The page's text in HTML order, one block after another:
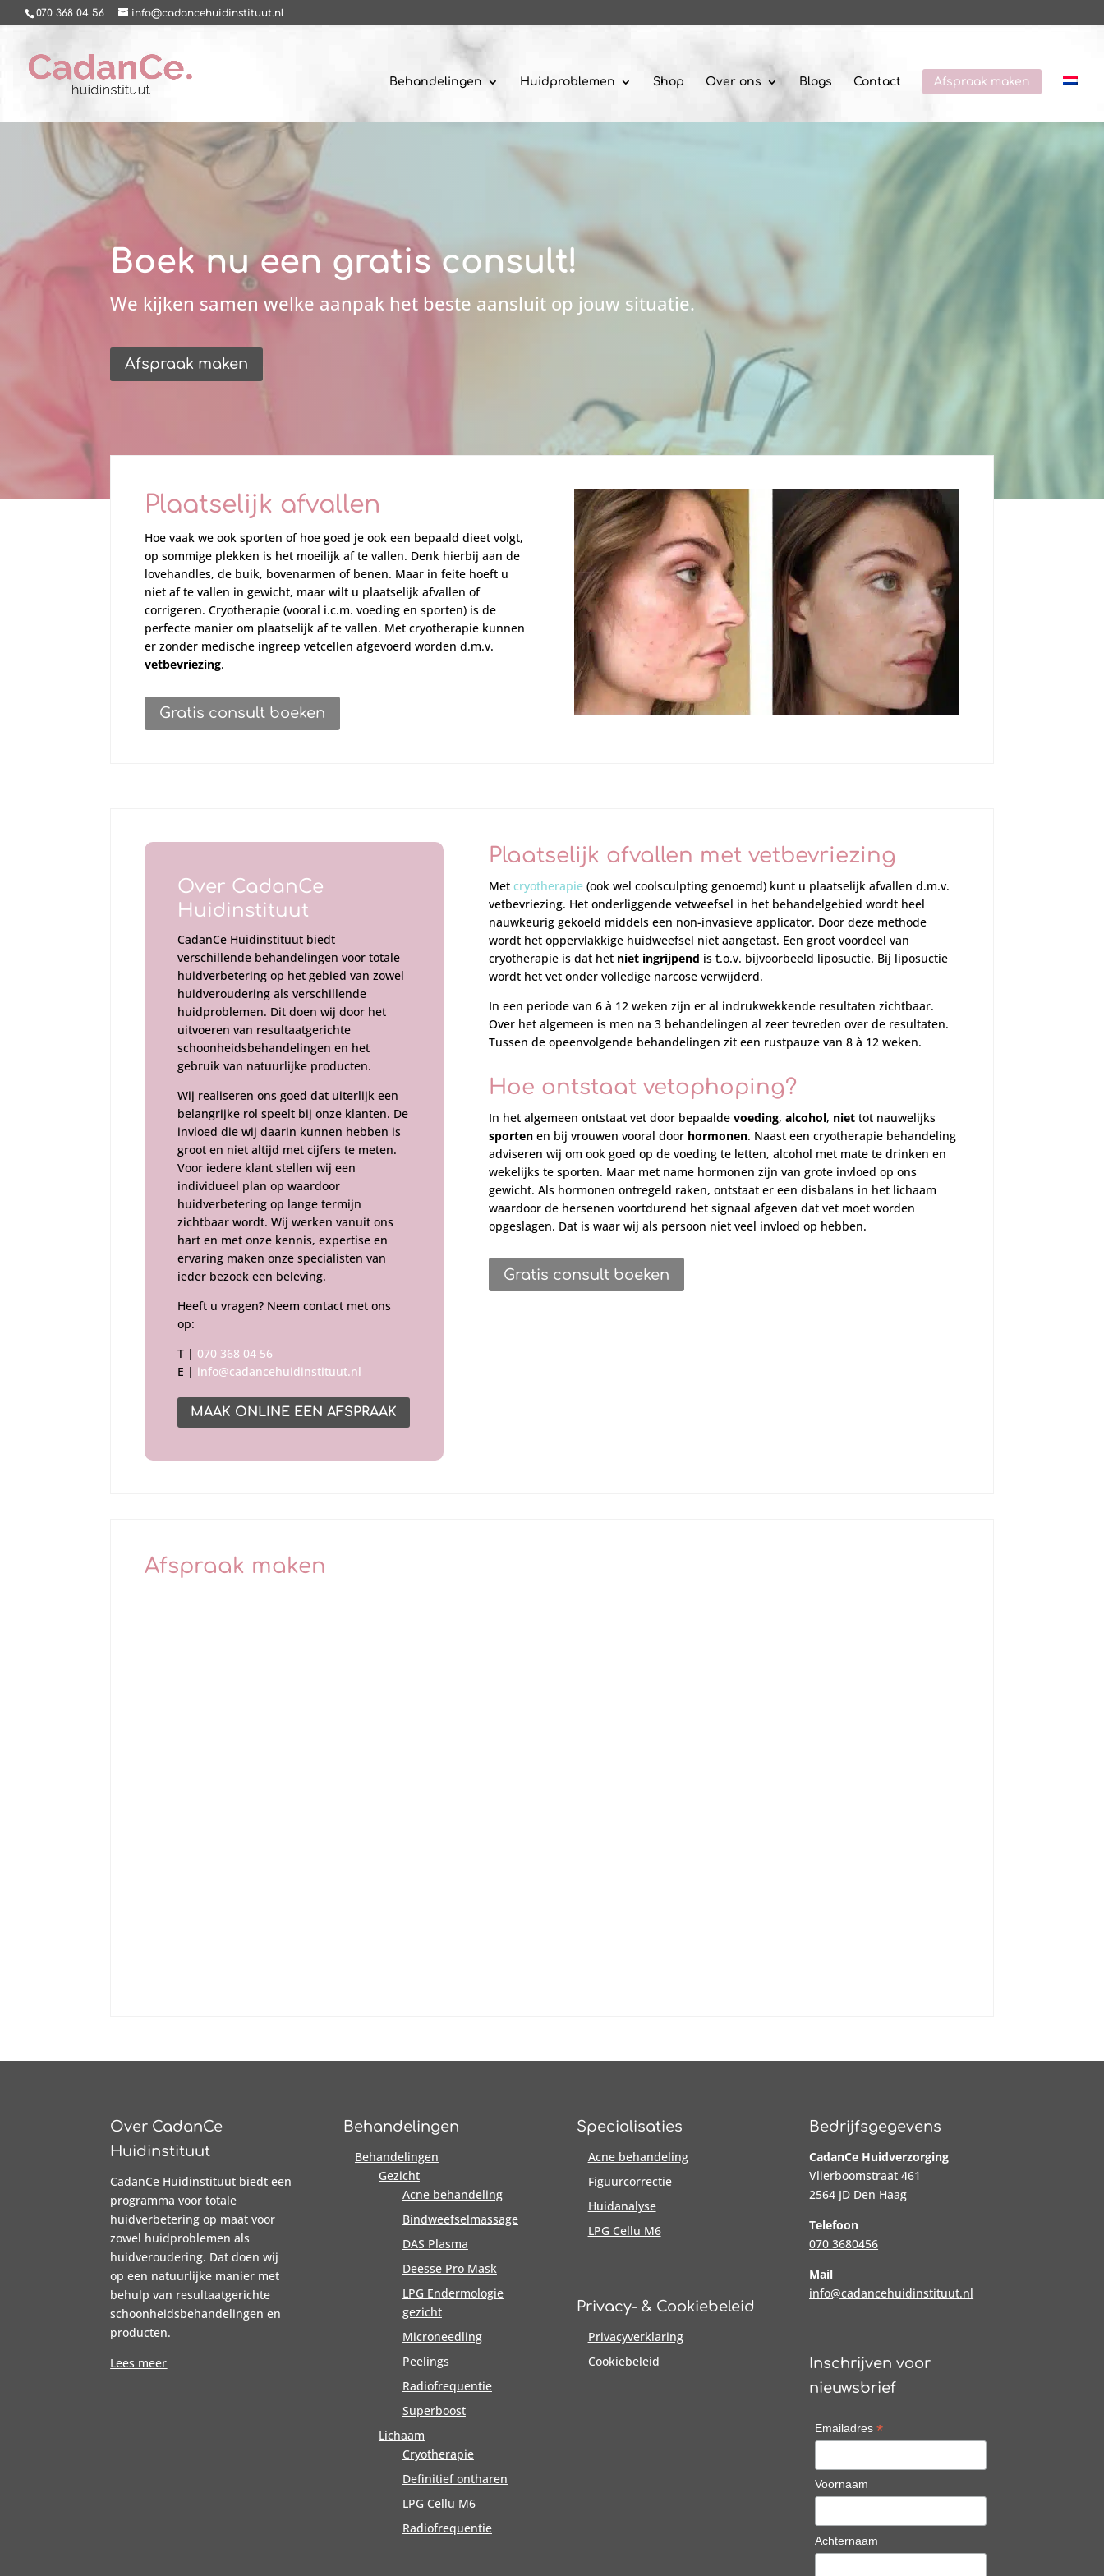
070 368 04 56 info@cadancehuidinstituut.nl
Behandelingen Huidproblemen Shop Over ons Blogs Contact Afspraak maken
Boek nu een gratis consult!
We kijken samen welke aanpak het beste aansluit op jouw situatie.
Afspraak maken
Plaatselijk afvallen
Hoe vaak we ook sporten of hoe goed je ook een bepaald dieet volgt,
op sommige plekken is het moeilijk af te vallen. Denk hierbij aan de
lovehandles, de buik, bovenarmen of benen. Maar in feite hoeft u
niet af te vallen in gewicht, maar wilt u plaatselijk afvallen of
corrigeren. Cryotherapie (vooral i.c.m. voeding en sporten) is de
perfecte manier om plaatselijk af te vallen. Met cryotherapie kunnen
er zonder medische ingreep vetcellen afgevoerd worden d.m.v.
vetbevriezing.
Gratis consult boeken
Over CadanCe
Huidinstituut
CadanCe Huidinstituut biedt
verschillende behandelingen voor totale
huidverbetering op het gebied van zowel
huidveroudering als verschillende
huidproblemen. Dit doen wij door het
uitvoeren van resultaatgerichte
schoonheidsbehandelingen en het
gebruik van natuurlijke producten.
Wij realiseren ons goed dat uiterlijk een
belangrijke rol speelt bij onze klanten. De
invloed die wij daarin kunnen hebben is
groot en niet altijd met cijfers te meten.
Voor iedere klant stellen wij een
individueel plan op waardoor
huidverbetering op lange termijn
zichtbaar wordt. Wij werken vanuit ons
hart en met onze kennis, expertise en
ervaring maken onze specialisten van
ieder bezoek een beleving.
Heeft u vragen? Neem contact met ons
op:
T | 070 368 04 56
E | info@cadancehuidinstituut.nl
MAAK ONLINE EEN AFSPRAAK
Plaatselijk afvallen met vetbevriezing
Met cryotherapie(ook wel coolsculpting genoemd) kunt u plaatselijk afvallen d.m.v.
vetbevriezing. Het onderliggende vetweefsel in het behandelgebied wordt heel
nauwkeurig gekoeld middels een non-invasieve applicator. Door deze methode
wordt het oppervlakkige huidweefsel niet aangetast. Een groot voordeel van
cryotherapie is dat het niet ingrijpend is t.o.v. bijvoorbeeld liposuctie. Bij liposuctie
wordt het vet onder volledige narcose verwijderd.
In een periode van 6 à 12 weken zijn er al indrukwekkende resultaten zichtbaar.
Over het algemeen is men na 3 behandelingen al zeer tevreden over de resultaten.
Tussen de opeenvolgende behandelingen zit een rustpauze van 8 à 12 weken.
Hoe ontstaat vetophoping?
In het algemeen ontstaat vet door bepaalde voeding, alcohol, niettot nauwelijks
sportenen bij vrouwen vooral door hormonen. Naast een cryotherapie behandeling
adviseren wij om ook goed op de voeding te letten, alcohol met mate te drinken en
wekelijks te sporten. Maar met name hormonen zijn van grote invloed op ons
gewicht. Als hormonen ontregeld raken, ontstaat er een disbalans in het lichaam
waardoor de hersenen voortdurend het signaal afgeven dat vet moet worden
opgeslagen. Dat is waar wij als persoon niet veel invloed op hebben.
Gratis consult boeken
Afspraak maken
Over CadanCe
Huidinstituut
CadanCe Huidinstituut biedt een
programma voor totale
huidverbetering op maat voor
zowel huidproblemen als
huidveroudering. Dat doen wij
op een natuurlijke manier met
behulp van resultaatgerichte
schoonheidsbehandelingen en
producten.
Lees meer
Behandelingen
Behandelingen
Gezicht
Acne behandeling
Bindweefselmassage
DAS Plasma
Deesse Pro Mask
LPG Endermologie
gezicht
Microneedling
Peelings
Radiofrequentie
Superboost
Lichaam
Cryotherapie
Definitief ontharen
LPG Cellu M6
Radiofrequentie
Specialisaties
Acne behandeling
Figuurcorrectie
Huidanalyse
LPG Cellu M6
Privacy- & Cookiebeleid
Privacyverklaring
Cookiebeleid
Bedrijfsgegevens
CadanCe Huidverzorging
Vlierboomstraat 461
2564 JD Den Haag
Telefoon
070 3680456
Mail
info@cadancehuidinstituut.nl
Inschrijven voor
nieuwsbrief
Emailadres *
Voornaam
Achternaam